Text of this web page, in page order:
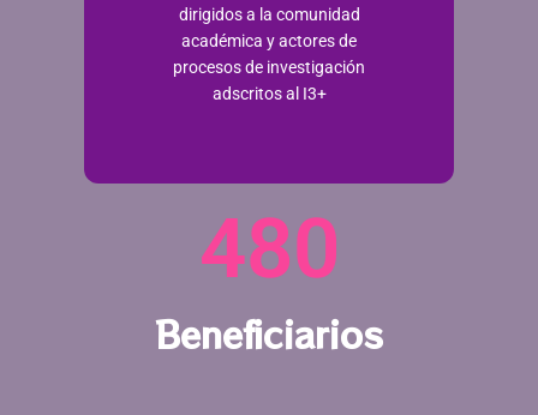
dirigidos a la comunidad
académica y actores de
procesos de investigación
adscritos al I3+​
Beneficiarios
480